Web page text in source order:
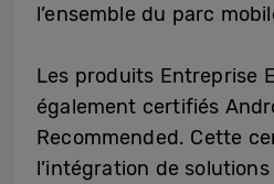
l’ensemble du parc
Les produits Entreprise
également certifiés
Recommended. Cette
l’intégration de